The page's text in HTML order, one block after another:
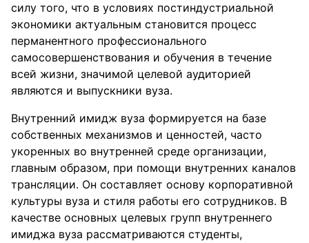
силу того, что в условиях постиндустриальной
экономики актуальным становится процесс
перманентного профессионального
самосовершенствования и обучения в течение
всей жизни, значимой целевой аудиторией
являются и выпускники вуза.
Внутренний имидж вуза формируется на базе
собственных механизмов и ценностей, часто
укоренных во внутренней среде организации,
главным образом, при помощи внутренних каналов
трансляции. Он составляет основу корпоративной
культуры вуза и стиля работы его сотрудников. В
качестве основных целевых групп внутреннего
имиджа вуза рассматриваются студенты,